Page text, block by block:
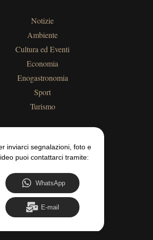
Notizie
Ambiente
Cultura ed Eventi
Economia
Enogastronomia
Sport
Turismo
inviarci segnalazioni, foto e
puoi contattarci tramite:
WhatsApp
E-mail